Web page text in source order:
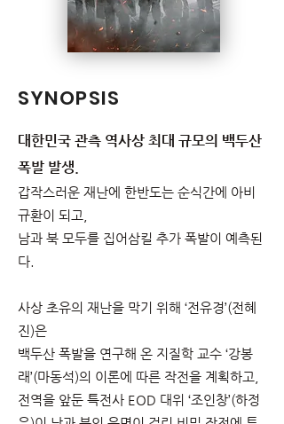
SYNOPSIS
대한민국 관측 역사상 최대 규모의 백두산
폭발 발생.
갑작스러운 재난에 한반도는 순식간에 아비
규환이 되고,
남과 북 모두를 집어삼킬 추가 폭발이 예측된
다.
사상 초유의 재난을 막기 위해 ‘전유경’(전혜
진)은
백두산 폭발을 연구해 온 지질학 교수 ‘강봉
래’(마동석)의 이론에 따른 작전을 계획하고,
전역을 앞둔 특전사 EOD 대위 ‘조인창’(하정